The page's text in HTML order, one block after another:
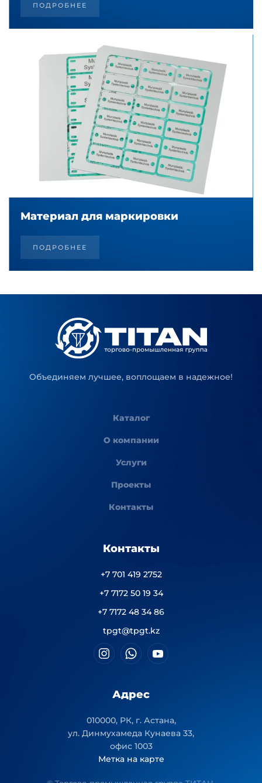
ПОДРОБНЕЕ
Материал для маркировки
ПОДРОБНЕЕ
Объединяем лучшее, воплощаем в надежное!
Каталог
О компании
Услуги
Проекты
Контакты
Контакты
+7 701 419 2752
+7 7172 50 19 34
+7 7172 48 34 86
tpgt@tpgt.kz
Адрес
010000, РК, г. Астана,
ул. Динмухамеда Кунаева 33,
офис 1003
Метка на карте